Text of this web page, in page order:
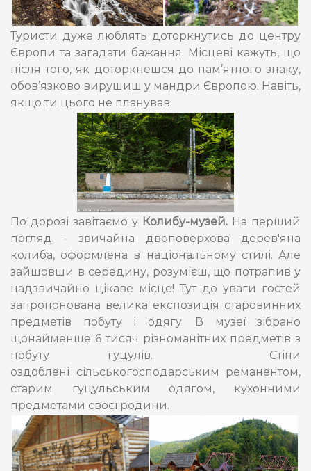
Туристи дуже люблять доторкнутись до центру
Європи та загадати бажання. Місцеві кажуть, що
після того, як доторкнешся до пам’ятного знаку,
обов’язково вирушиш у мандри Європою. Навіть,
якщо ти цього не планував.
По дорозі завітаємо у Колибу-музей. На перший
погляд - звичайна двоповерхова дерев'яна
колиба, оформлена в національному стилі. Але
зайшовши в середину, розумієш, що потрапив у
надзвичайно цікаве місце! Тут до уваги гостей
запропонована велика експозиція старовинних
предметів побуту і одягу. В музеї зібрано
щонайменше 6 тисяч різноманітних предметів з
побуту гуцулів. Стіни
оздоблені сільськогосподарським реманентом,
старим гуцульським одягом, кухонними
предметами своєї родини.